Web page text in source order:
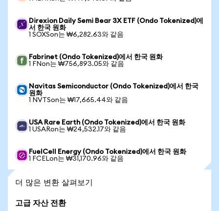
Direxion Daily Semi Bear 3X ETF (Ondo Tokenized)에
서 한국 원화
1 SOXSon는 ₩6,282.63와 같음
Fabrinet (Ondo Tokenized)에서 한국 원화
1 FNon는 ₩756,893.05와 같음
Navitas Semiconductor (Ondo Tokenized)에서 한국
원화
1 NVTSon는 ₩17,665.44와 같음
USA Rare Earth (Ondo Tokenized)에서 한국 원화
1 USARon는 ₩24,532.17와 같음
FuelCell Energy (Ondo Tokenized)에서 한국 원화
1 FCELon는 ₩31,170.96와 같음
더 많은 변환 살펴보기
고급 자산 전환